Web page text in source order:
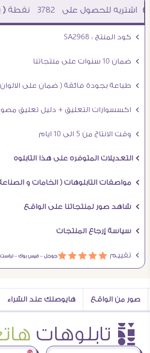
3782 نقطة(
Ö كود المنتج : SA2968
Ö ضمان 10 سنوات على منتجاتنا
Ö طباعة بجودة فائقة ( ضمان على الالوان )
Ö اكسسوارات التعليق + دليل تعليق مصور
Ö وقت الانتاج من 5 الى 10 ايام
Ö التعديلات المتوفره على هذا التابلوه
Ö مواصفات التابلوهات ( الخامات و الصناعة )
Ö شاهد صور لمنتجاتنا على الواقع
Ö سياسة إرجاع المنتجات
Ö تقييم áááááجوجل –فيس بوك –تراست
صور من الواقع هايوصلك عند الشراء
è تابلوهات